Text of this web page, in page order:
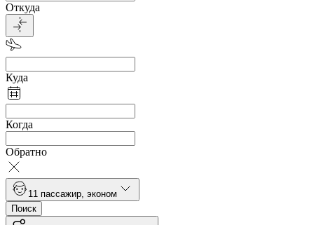
Откуда
Куда
Когда
Обратно
1 1 пассажир эконом
Поиск